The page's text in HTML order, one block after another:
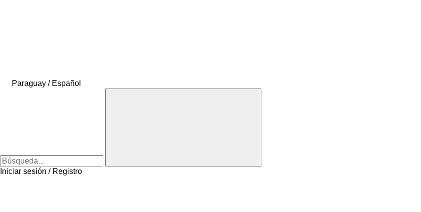
Paraguay / Español
Iniciar sesión / Registro